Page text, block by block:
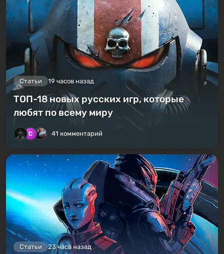
Статьи 19 часов назад
ТОП-18 новых русских игр, которые
любят по всему миру
41 комментарий
Статьи 23 часа назад